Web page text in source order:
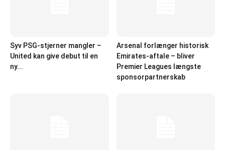
Syv PSG-stjerner mangler –
United kan give debut til en
ny...
Arsenal forlænger historisk
Emirates-aftale – bliver
Premier Leagues længste
sponsorpartnerskab